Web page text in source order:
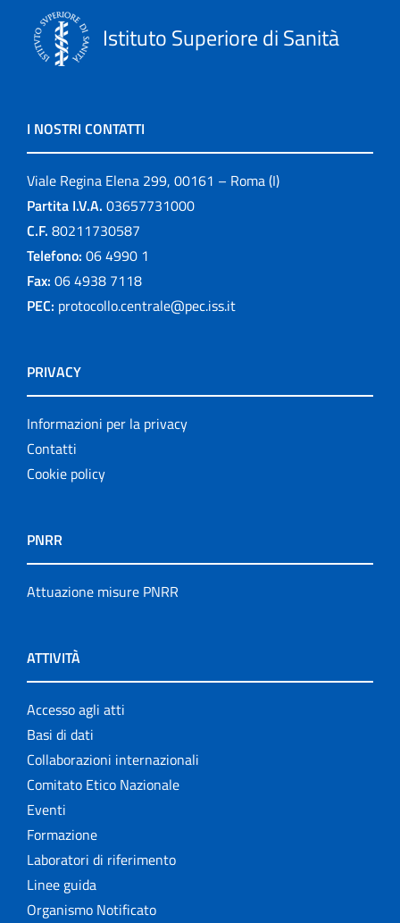
Istituto Superiore di Sanità
I NOSTRI CONTATTI
Viale Regina Elena 299, 00161 – Roma (I)
Partita I.V.A. 03657731000
C.F. 80211730587
Telefono: 06 4990 1
Fax: 06 4938 7118
PEC: protocollo.centrale@pec.iss.it
PRIVACY
Informazioni per la privacy
Contatti
Cookie policy
PNRR
Attuazione misure PNRR
ATTIVITÀ
Accesso agli atti
Basi di dati
Collaborazioni internazionali
Comitato Etico Nazionale
Eventi
Formazione
Laboratori di riferimento
Linee guida
Organismo Notificato